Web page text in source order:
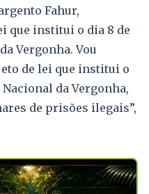
Fahur,
que institui o dia 8 de
Vergonha. Vou
de lei que institui o
da Vergonha,
de prisões ilegais”,